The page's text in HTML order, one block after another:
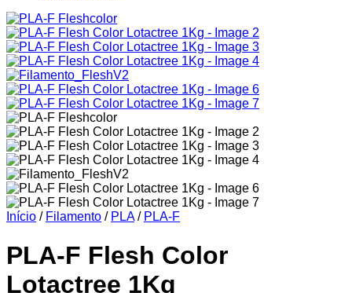
Início / Filamento / PLA / PLA-F
PLA-F Flesh Color
Lotactree 1Kg